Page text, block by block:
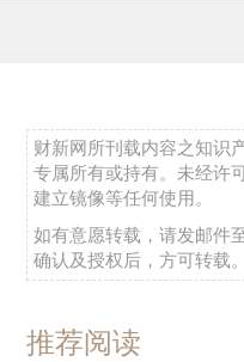
财新网所刊载内容之知识
专属所有或持有。未经许
建立镜像等任何使用。
如有意愿转载，请发邮件
确认及授权后，方可转载。
推荐阅读